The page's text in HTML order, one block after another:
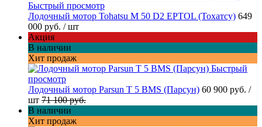
Быстрый просмотр
Лодочный мотор Tohatsu M 50 D2 EPTOL (Тохатсу) 649
000 руб. / шт
Акция
В наличии
Хит продаж
Быстрый
просмотр
Лодочный мотор Parsun T 5 BMS (Парсун) 60 900 руб. /
шт 71 100 руб.
В наличии
Хит продаж